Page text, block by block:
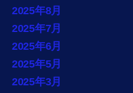
2025年8月
2025年7月
2025年6月
2025年5月
2025年3月